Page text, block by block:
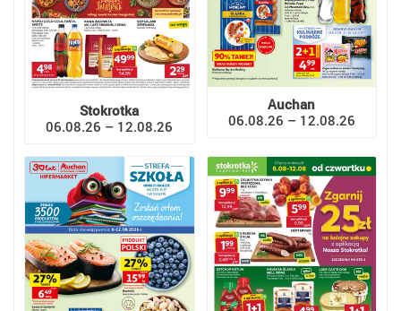
Stokrotka
06.08.26 – 12.08.26
Auchan
06.08.26 – 12.08.26